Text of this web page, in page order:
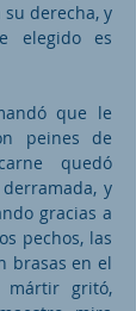
su derecha, y
elegido es
que le
peines de
quedó
y
gracias a
pechos, las
brasas en el
gritó,